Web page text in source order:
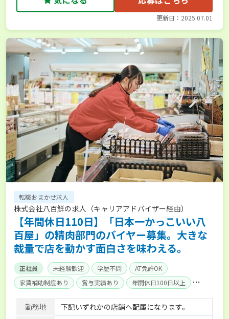
更新日：2025.07.01
転職おまかせ求人
株式会社八百鮮の求人（キャリアアドバイザー経由）
【年間休日110日】「日本一かっこいい八
百屋」の精肉部門のバイヤー募集。大きな
裁量で店を動かす面白さを味わえる。
正社員 未経験歓迎 学歴不問
AT免許OK
家賃補助制度あり
賞与実績あり
年間休日100日以上
社会保険完備
単身寮あり
勤務地
下記いずれかの店舗へ配属になります。